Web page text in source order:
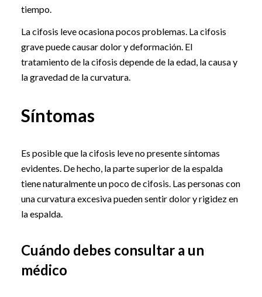
tiempo.
La cifosis leve ocasiona pocos problemas. La cifosis
grave puede causar dolor y deformación. El
tratamiento de la cifosis depende de la edad, la causa y
la gravedad de la curvatura.
Síntomas
Es posible que la cifosis leve no presente síntomas
evidentes. De hecho, la parte superior de la espalda
tiene naturalmente un poco de cifosis. Las personas con
una curvatura excesiva pueden sentir dolor y rigidez en
la espalda.
Cuándo debes consultar a un
médico